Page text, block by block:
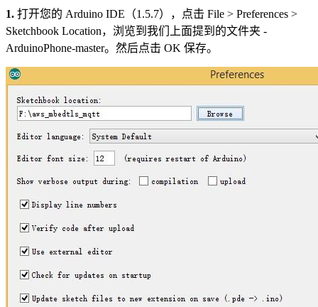
1. 打开您的 Arduino IDE（1.5.7），点击 File > Preferences >
Sketchbook Location，浏览到我们上面提到的文件夹 -
ArduinoPhone-master。然后点击 OK 保存。